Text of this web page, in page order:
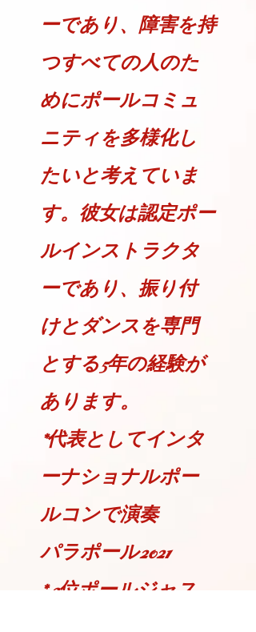
ーであり、障害を持
つすべての人のた
めにポールコミュ
ニティを多様化し
たいと考えていま
す。彼女は認定ポー
ルインストラクタ
ーであり、振り付
けとダンスを専門
とする5年の経験が
あります。
*代表としてインタ
ーナショナルポー
ルコンで演奏
パラポール2021
* 2位ポールジャス